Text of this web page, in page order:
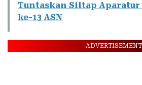
Tuntaskan Siltap Aparatur
ke-13 ASN
ADVERTISEMENT